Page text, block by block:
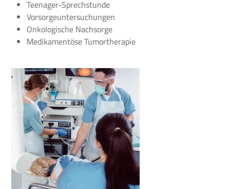
Teenager-Sprechstunde
Vorsorgeuntersuchungen
Onkologische Nachsorge
Medikamentöse Tumortherapie